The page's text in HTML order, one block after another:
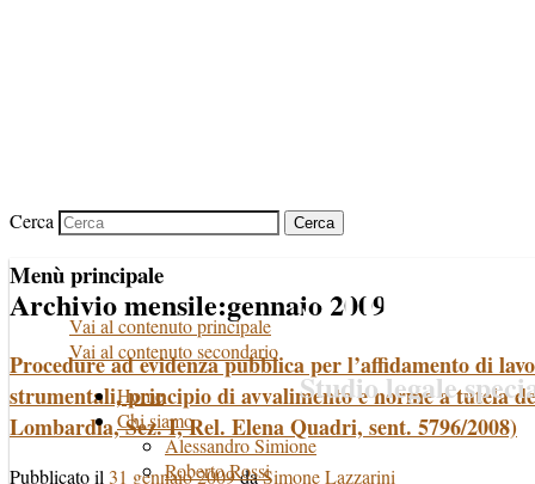
Studio legale
Cerca
Menù principale
Vai al contenuto principale
Vai al contenuto secondario
Home
Chi siamo
Alessandro Simione
Roberto Rossi
Archivio mensile:gennaio 2009
Procedure ad evidenza pubblica per l’affidamento di
strumentali, principio di avvalimento e norme a tutela
Lombardia, Sez. I, Rel. Elena Quadri, sent. 5796/2008)
Pubblicato il 31 gennaio 2009daSimone Lazzarini